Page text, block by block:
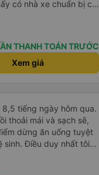
có nhà xe chuẩn bị cả
xe còn được nv dẫn
THANH TOÁN TRƯỚC
Xem giá
tiếng ngày hôm qua.
thoải mái và sạch sẽ,
dừng ăn uống tuyệt
sinh. Điều duy nhất tôi
thanh toán bằng thẻ